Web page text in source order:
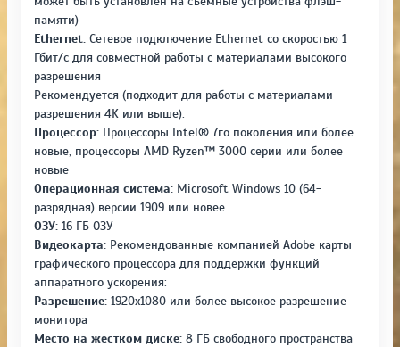
памяти)
Ethernet: Сетевое подключение Ethernet со скоростью 1
Гбит/с для совместной работы с материалами высокого
разрешения
Рекомендуется (подходит для работы с материалами
разрешения 4K или выше):
Процессор: Процессоры Intel® 7го поколения или более
новые, процессоры AMD Ryzen™ 3000 серии или более
новые
Операционная система: Microsoft Windows 10 (64-
разрядная) версии 1909 или новее
ОЗУ: 16 ГБ ОЗУ
Видеокарта: Рекомендованные компанией Adobe карты
графического процессора для поддержки функций
аппаратного ускорения:
Разрешение: 1920x1080 или более высокое разрешение
монитора
Место на жестком диске: 8 ГБ свободного пространства